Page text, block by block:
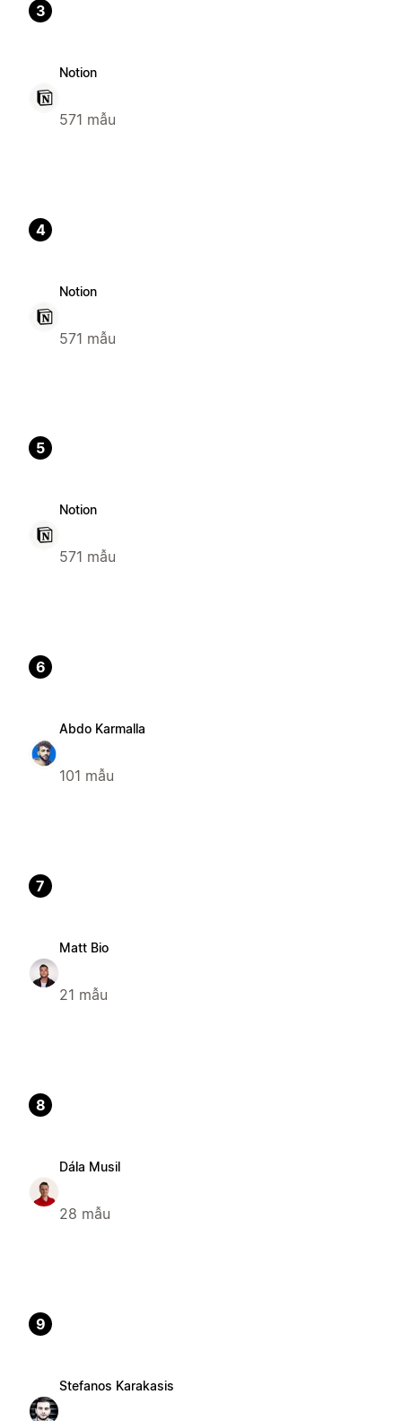
3
Notion
571 mẫu
4
Notion
571 mẫu
5
Notion
571 mẫu
6
Abdo Karmalla
101 mẫu
7
Matt Bio
21 mẫu
8
Dála Musil
28 mẫu
9
Stefanos Karakasis